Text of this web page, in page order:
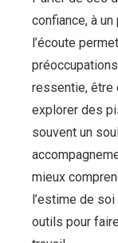
confiance, à
l’écoute
ressentie, être
explorer des
souvent un
mieux
l’estime de
outils pour